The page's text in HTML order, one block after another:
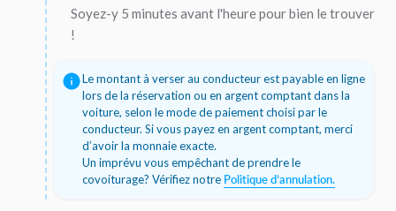
Soyez-y 5 minutes avant l'heure pour bien le trouver
!
Le montant à verser au conducteur est payable en ligne
lors de la réservation ou en argent comptant dans la
voiture, selon le mode de paiement choisi par le
conducteur. Si vous payez en argent comptant, merci
d’avoir la monnaie exacte.
Un imprévu vous empêchant de prendre le
covoiturage? Vérifiez notre Politique d’annulation.